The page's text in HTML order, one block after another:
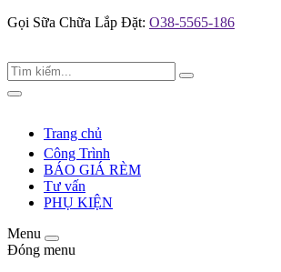
Gọi Sữa Chữa Lắp Đặt: O38-5565-186
Tìm
kiếm:
Search
Toggle
Trang chủ
Công Trình
BÁO GIÁ RÈM
Tư vấn
PHỤ KIỆN
Menu
Toggle
navigation
Đóng menu